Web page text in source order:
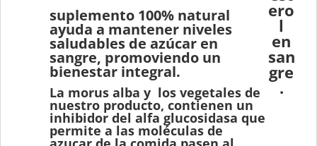
suplemento 100% natural
ayuda a mantener niveles
saludables de azúcar en
sangre, promoviendo un
bienestar integral.
La morus alba y los vegetales de
nuestro producto, contienen un
inhibidor del alfa glucosidasa que
permite a las moléculas de
ero
l
en
san
gre
.